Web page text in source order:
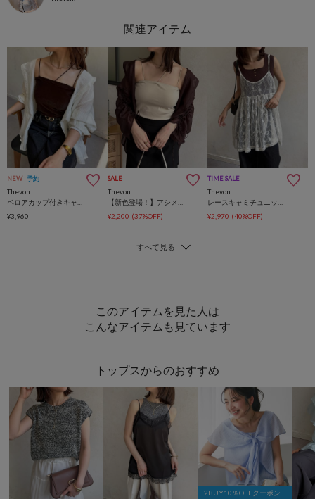
NEW 予約
Thevon.
¥3,960
SALE
Thevon.
¥2,200 (37%OFF)
TIME SALE
Thevon.
¥2,970 (40%OFF)
このアイテムを見た人は
こんなアイテムも見ています
トップスからのおすすめ
2BUY10％OFFクーポン